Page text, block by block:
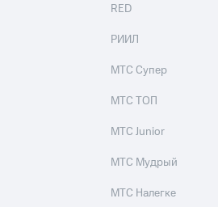
RED
РИИЛ
МТС Супер
МТС ТОП
МТС Junior
МТС Мудрый
МТС Налегке